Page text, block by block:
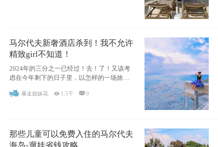
马尔代夫新奢酒店杀到！我不允许
精致girl不知道！
2024年的三分之一已经过！去！了！又该考
虑在今年剩下的日子里，以怎样的一场旅行
暴走姐妹花  1.5千 0
那些儿童可以免费入住的马尔代夫